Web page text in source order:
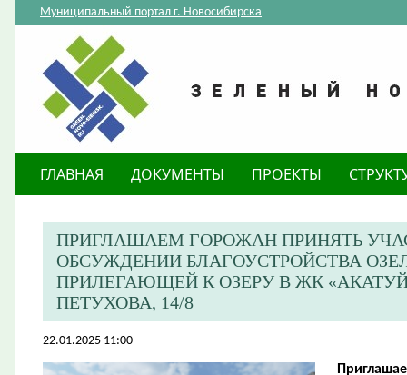
Муниципальный портал г. Новосибирска
ГЛАВНАЯ ДОКУМЕНТЫ ПРОЕКТЫ
ПРИГЛАШАЕМ ГОРОЖАН ПРИНЯТЬ
ОБСУЖДЕНИИ БЛАГОУСТРОЙСТВА
ПРИЛЕГАЮЩЕЙ К ОЗЕРУ В ЖК
ПЕТУХОВА, 14/8
22.01.2025 11:00